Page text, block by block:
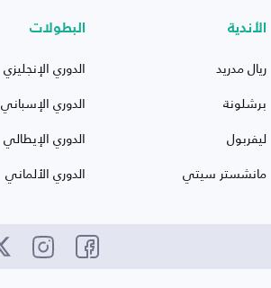
الأندية
ريال مدريد
برشلونة
ليفربول
مانشستر سيتي
البطولات
الدوري الإنجليزي
الدوري الإسباني
الدوري الإيطالي
الدوري الألماني